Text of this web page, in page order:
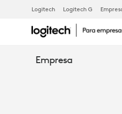
LA
Logitech Logitech G
Empresa